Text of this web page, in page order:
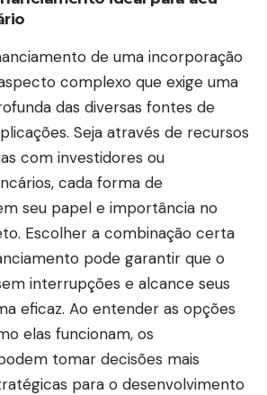
de uma incorporação
complexo que exige uma
das diversas fontes de
Seja através de recursos
com investidores ou
cada forma de
seu papel e importância no
Escolher a combinação certa
pode garantir que o
interrupções e alcance seus
eficaz. Ao entender as opções
elas funcionam, os
tomar decisões mais
para o desenvolvimento